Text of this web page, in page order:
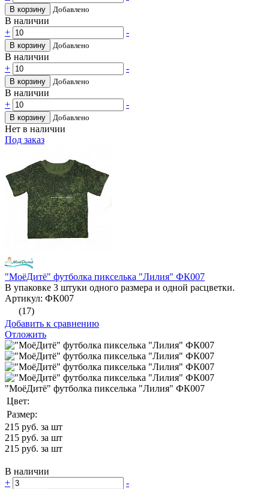
В корзину Добавлено
В наличии
+
-
В корзину Добавлено
В наличии
+
-
В корзину Добавлено
В наличии
+
-
В корзину Добавлено
Нет в наличии
Под заказ
"МоёДитё" футболка пикселька "Лилия" ФК007
В упаковке 3 штуки одного размера и одной расцветки.
Артикул: ФК007
(17)
Добавить к сравнению
Отложить
"МоёДитё" футболка пикселька "Лилия" ФК007
Цвет:
Размер:
215 руб. за шт
215 руб. за шт
215 руб. за шт
В наличии
+
-